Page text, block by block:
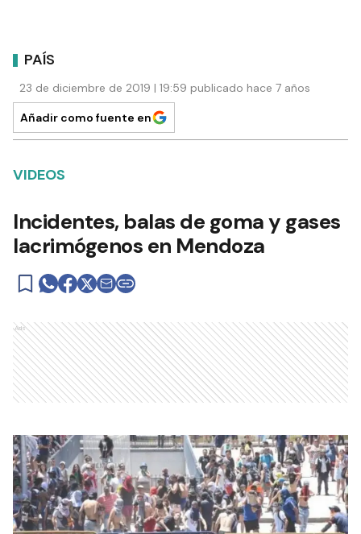
PAÍS
23 de diciembre de 2019 | 19:59 publicado hace 7 años
Añadir como fuente en
VIDEOS
Incidentes, balas de goma y gases
lacrimógenos en Mendoza
Ads